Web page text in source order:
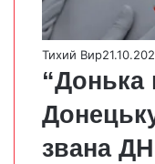
Тихий Вир
“Донька
звана